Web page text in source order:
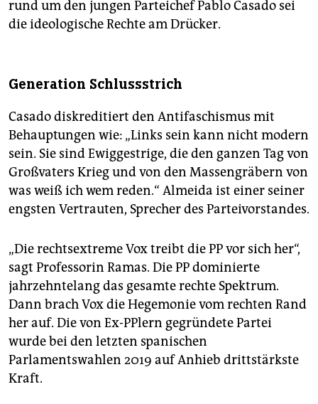
rund um den jungen Parteichef Pablo Casado sei
die ideologische Rechte am Drücker.
Generation Schlussstrich
Casado diskreditiert den Antifaschismus mit
Behauptungen wie: „Links sein kann nicht modern
sein. Sie sind Ewiggestrige, die den ganzen Tag von
Großvaters Krieg und von den Massengräbern von
was weiß ich wem reden.“ Almeida ist einer seiner
engsten Vertrauten, Sprecher des Parteivorstandes.
„Die rechtsextreme Vox treibt die PP vor sich her“,
sagt Professorin Ramas. Die PP dominierte
jahrzehntelang das gesamte rechte Spek­trum.
Dann brach Vox die Hegemonie vom rechten Rand
her auf. Die von Ex-PPlern gegründete Partei
wurde bei den letzten spanischen
Parlamentswahlen 2019 auf Anhieb drittstärkste
Kraft.